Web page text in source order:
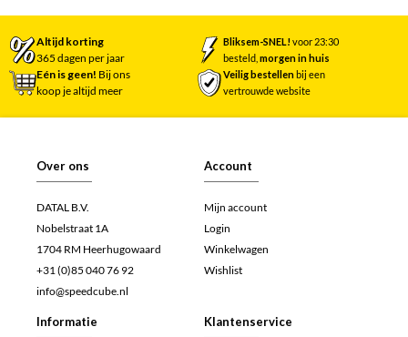
Altijd korting
365 dagen per jaar
Bliksem-SNEL!voor 23:30
besteld,morgen in huis
Eén is geen! Bij ons
koop je altijd meer
Veilig bestellen bij een
vertrouwde website
Over ons
DATAL B.V.
Nobelstraat 1A
1704 RM Heerhugowaard
+31 (0)85 040 76 92
info@speedcube.nl
Account
Mijn account
Login
Winkelwagen
Wishlist
Informatie Klantenservice